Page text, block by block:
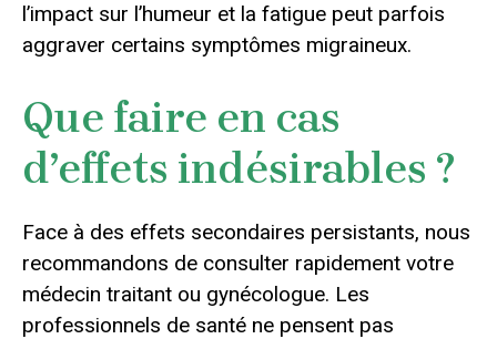
l’impact sur l’humeur et la fatigue peut parfois
aggraver certains symptômes migraineux.
Que faire en cas
d’effets indésirables ?
Face à des effets secondaires persistants, nous
recommandons de consulter rapidement votre
médecin traitant ou gynécologue. Les
professionnels de santé ne pensent pas